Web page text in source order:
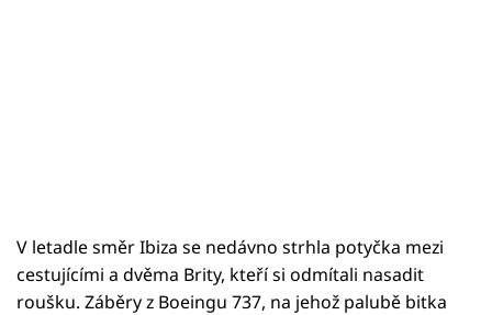
V letadle směr Ibiza se nedávno strhla potyčka mezi
cestujícími a dvěma Brity, kteří si odmítali nasadit
roušku. Záběry z Boeingu 737, na jehož palubě bitka